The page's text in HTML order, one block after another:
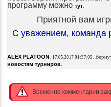
программу можно тут.
Приятной вам
С уважением, команда
ALEX PLATOON, 17.05.2017 01:37:05
новостям турниров.
Временно комментарии